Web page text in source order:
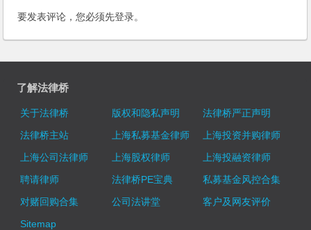
要发表评论，您必须先登录。
了解法律桥
关于法律桥 版权和隐私声明
法律桥严正声明
法律桥主站
上海私募基金律师
上海投资并购律师
上海公司法律师
上海股权律师
上海投融资律师
聘请律师
法律桥PE宝典
私募基金风控合集
对赌回购合集
公司法讲堂
客户及网友评价
Sitemap